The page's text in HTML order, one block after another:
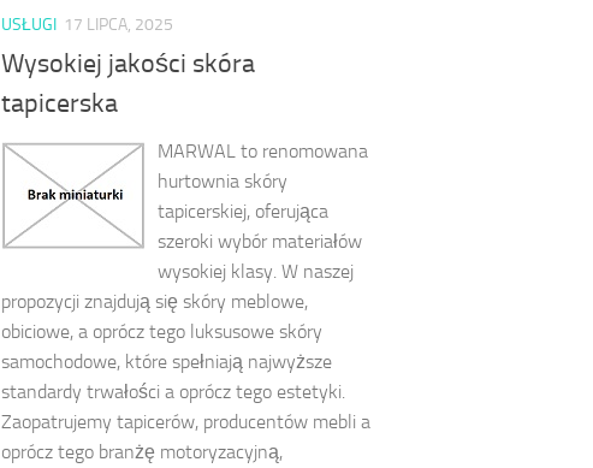
USŁUGI 17 LIPCA, 2025
Wysokiej jakości skóra
tapicerska
MARWAL to renomowana
hurtownia skóry
tapicerskiej, oferująca
szeroki wybór materiałów
wysokiej klasy. W naszej
propozycji znajdują się skóry meblowe,
obiciowe, a oprócz tego luksusowe skóry
samochodowe, które spełniają najwyższe
standardy trwałości a oprócz tego estetyki.
Zaopatrujemy tapicerów, producentów mebli a
oprócz tego branżę motoryzacyjną,